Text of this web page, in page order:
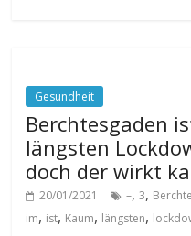
Gesundheit
Berchtesgaden
längsten
doch der wirkt
20/01/2021 –,3,
im, ist, Kaum, längsten,